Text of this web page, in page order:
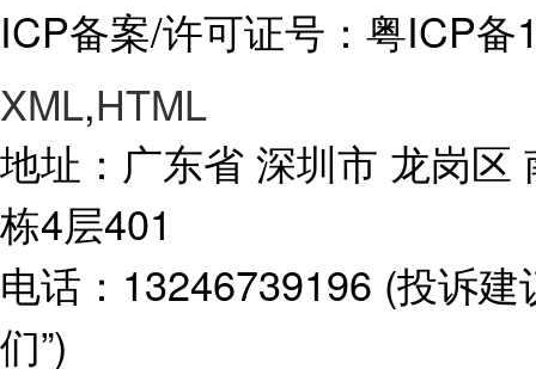
ICP备案/许可证号：粤ICP备
XML,HTML
地址：广东省 深圳市 龙岗区
栋4层401
电话：13246739196 (投诉
们”)